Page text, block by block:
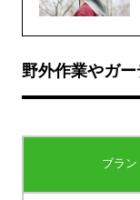
野外作業やガ
ブラ